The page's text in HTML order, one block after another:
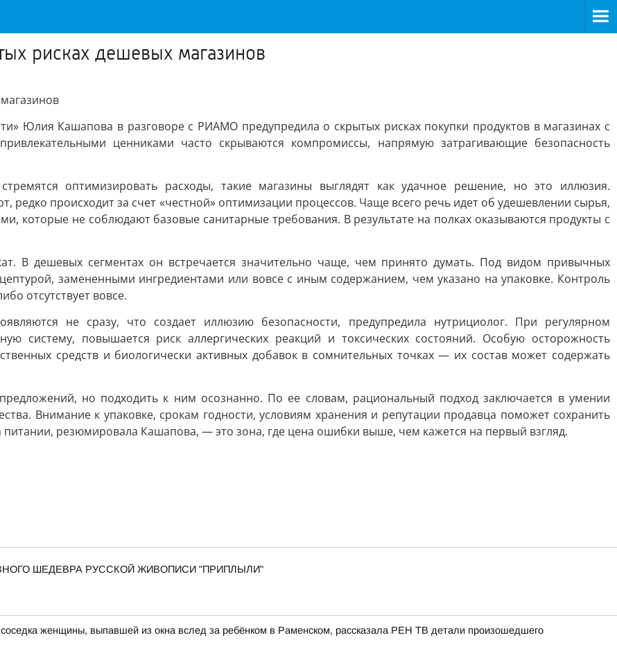
рисках дешевых магазинов
Юлия Кашапова в разговоре с РИАМО предупредила о скрытых рисках покупки продуктов в магазинах с
ценниками часто скрываются компромиссы, напрямую затрагивающие безопасность
оптимизировать расходы, такие магазины выглядят как удачное решение, но это иллюзия.
редко происходит за счет «честной» оптимизации процессов. Чаще всего речь идет об удешевлении сырья,
которые не соблюдают базовые санитарные требования. В результате на полках оказываются продукты с
В дешевых сегментах он встречается значительно чаще, чем принято думать. Под видом привычных
замененными ингредиентами или вовсе с иным содержанием, чем указано на упаковке. Контроль
отсутствует вовсе.
не сразу, что создает иллюзию безопасности, предупредила нутрициолог. При регулярном
систему, повышается риск аллергических реакций и токсических состояний. Особую осторожность
средств и биологически активных добавок в сомнительных точках — их состав может содержать
но подходить к ним осознанно. По ее словам, рациональный подход заключается в умении
Внимание к упаковке, срокам годности, условиям хранения и репутации продавца поможет сохранить
резюмировала Кашапова, — это зона, где цена ошибки выше, чем кажется на первый взгляд.
ШЕДЕВРА РУССКОЙ ЖИВОПИСИ "ПРИПЛЫЛИ"
женщины, выпавшей из окна вслед за ребёнком в Раменском, рассказала РЕН ТВ детали произошедшего